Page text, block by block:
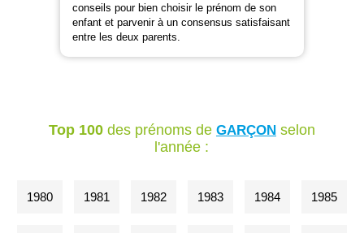
conseils pour bien choisir le prénom de son
enfant et parvenir à un consensus satisfaisant
entre les deux parents.
Top 100des prénoms de GARÇONselon
l'année :
1980 1981 1982 1983 1984 1985